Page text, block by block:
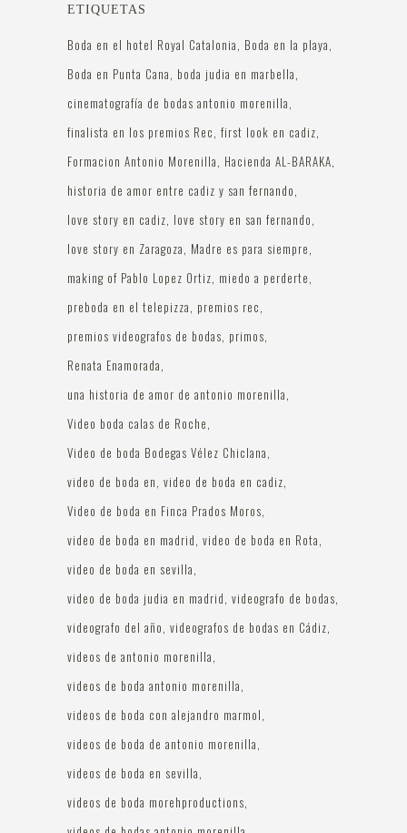
ETIQUETAS
Boda en el hotel Royal Catalonia Boda en la playa
Boda en Punta Cana boda judia en marbella
cinematografía de bodas antonio morenilla
finalista en los premios Rec first look en cadiz
Formacion Antonio Morenilla Hacienda AL-BARAKA
historia de amor entre cadiz y san fernando
love story en cadiz love story en san fernando
love story en Zaragoza Madre es para siempre
making of Pablo Lopez Ortiz miedo a perderte
preboda en el telepizza premios rec
premios videografos de bodas primos
Renata Enamorada
una historia de amor de antonio morenilla
Video boda calas de Roche
Video de boda Bodegas Vélez Chiclana
video de boda en video de boda en cadiz
Video de boda en Finca Prados Moros
video de boda en madrid video de boda en Rota
video de boda en sevilla
video de boda judia en madrid videografo de bodas
videografo del año videografos de bodas en Cádiz
videos de antonio morenilla
videos de boda antonio morenilla
videos de boda con alejandro marmol
videos de boda de antonio morenilla
videos de boda en sevilla
videos de boda morehproductions